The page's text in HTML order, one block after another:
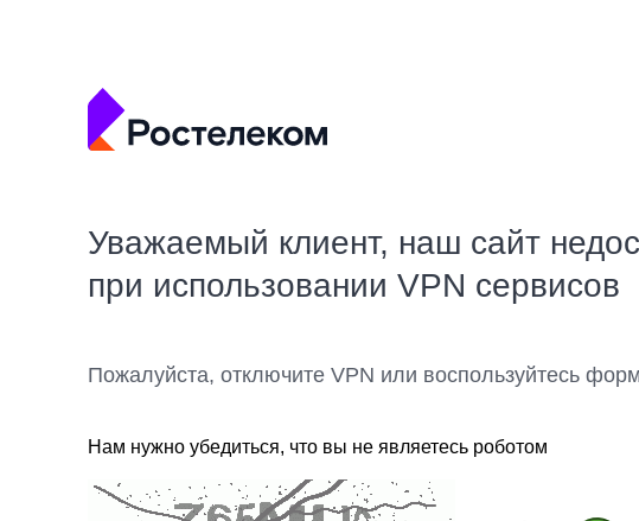
Уважаемый клиент, наш сайт
при использовании VPN сервисов
Пожалуйста, отключите VPN или воспользуйтесь
Нам нужно убедиться, что вы не являетесь роботом